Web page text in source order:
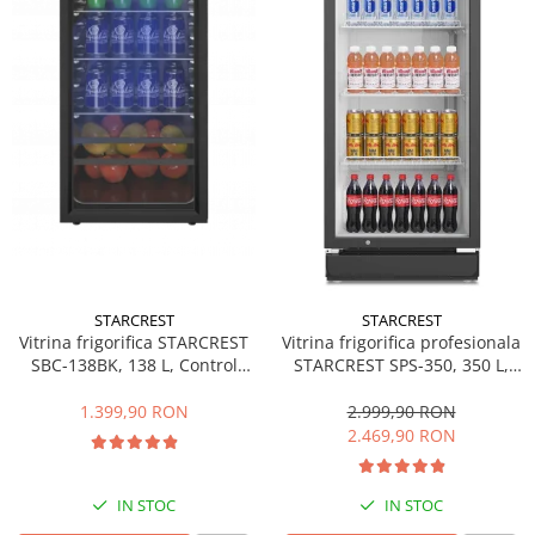
Cuptoare cu microunde
Cuptoare cu microunde
Hote de bucatarie
Incorporabile
Aparate frigorifice incorporabile
Plite incorporabile
Masini spalat vase
Plite standard
Vitrine frigorifice
STARCREST
Vitrina frigorifica STARCREST
SBC-138BK, 138 L, Control
cm, Negru
1.399,90 RON
IN STOC
STARCREST
Vitrina frigorifica profesionala
STARCREST SPS-350, 350 L,
LED, H 194.5 cm, Negru
2.999,90 RON
2.469,90 RON
IN STOC